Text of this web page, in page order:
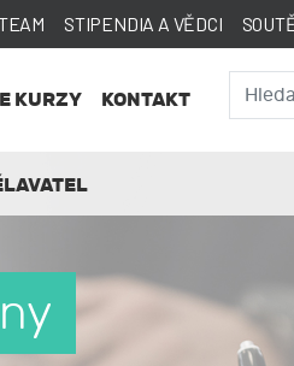
STIPENDIA A VĚDCI
KURZY KONTAKT